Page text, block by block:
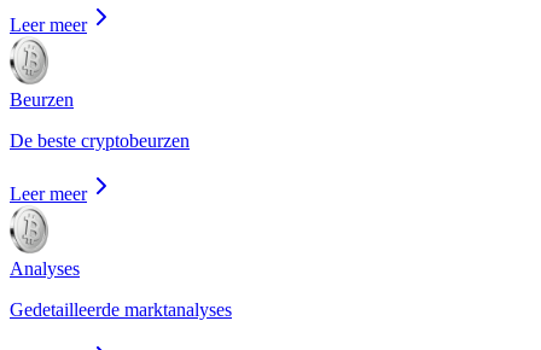
Leer meer
Beurzen
De beste cryptobeurzen
Leer meer
Analyses
Gedetailleerde marktanalyses